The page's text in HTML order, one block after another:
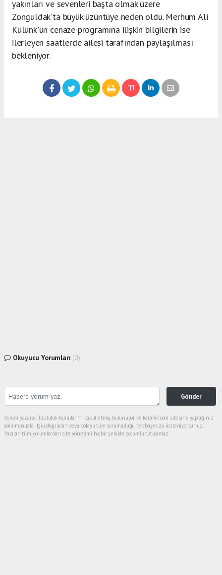
yakınları ve sevenleri başta olmak üzere
Zonguldak'ta büyük üzüntüye neden oldu. Merhum Ali
Külünk'ün cenaze programına ilişkin bilgilerin ise
ilerleyen saatlerde ailesi tarafından paylaşılması
bekleniyor.
Okuyucu Yorumları (0)
Gönder
Yorum yazarak Topluluk Kuralları’nı kabul etmiş bulunuyor ve karar67.com sitesine yaptığınız
yorumunuzla ilgili doğrudan veya dolaylı tüm sorumluluğu tek başınıza üstleniyorsunuz.
Yazılan tüm yorumlardan site yönetimi hiçbir şekilde sorumlu tutulamaz.